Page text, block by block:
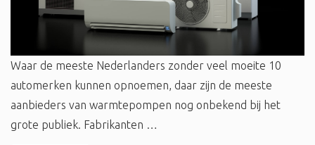
Waar de meeste Nederlanders zonder veel moeite 10
automerken kunnen opnoemen, daar zijn de meeste
aanbieders van warmtepompen nog onbekend bij het
grote publiek. Fabrikanten …